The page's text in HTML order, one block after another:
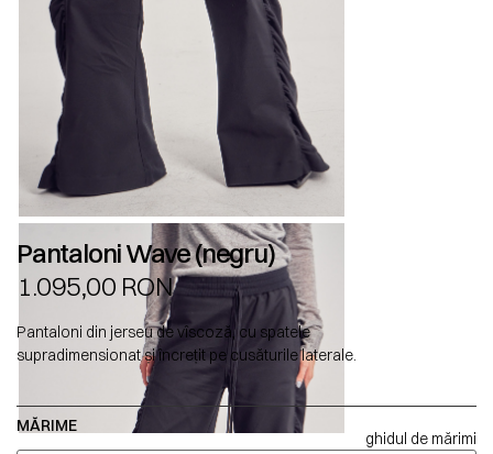
Pantaloni Wave (negru)
1.095,00 RON
Pantaloni din jerseu de vîscoză, cu spatele
supradimensionat și încrețit pe cusăturile laterale.
MĂRIME
ghidul de mărimi